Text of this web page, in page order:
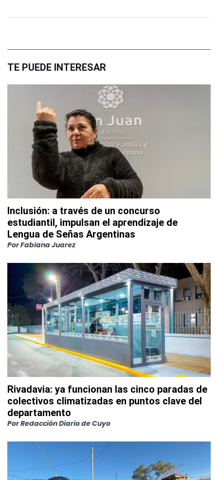
TE PUEDE INTERESAR
Inclusión: a través de un concurso
estudiantil, impulsan el aprendizaje de
Lengua de Señas Argentinas
PorFabiana Juarez
Rivadavia: ya funcionan las cinco paradas de
colectivos climatizadas en puntos clave del
departamento
PorRedacción Diario de Cuyo